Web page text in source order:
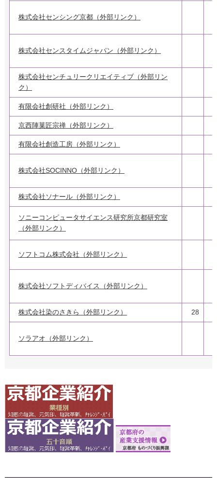
株式会社センシング京都（外部リンク）
株式会社センスタイムジャパン（外部リンク）
株式会社センチュリークリエイティブ（外部リン
ク）
有限会社創研社（外部リンク）
京西陣菓匠宗禅（外部リンク）
有限会社創造工房（外部リンク）
株式会社SOCINNO（外部リンク）
株式会社ソナール（外部リンク）
ソニーコンピュータサイエンス研究所京都研究室
（外部リンク）
ソフトコム株式会社（外部リンク）
株式会社ソフトディバイス（外部リンク）
株式会社染のさきら（外部リンク） 28
ソラアオ（外部リンク）